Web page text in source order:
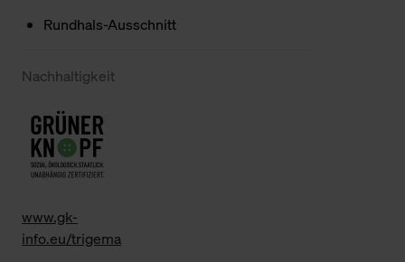
Rundhals-Ausschnitt
Nachhaltigkeit
www.gk-
info.eu/trigema